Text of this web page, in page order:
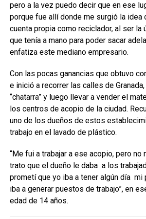
pero a la vez puedo decir que en ese
porque fue allí donde me surgió la idea
cuenta propia como reciclador, al ser la
que tenía a mano para poder sacar
enfatiza este mediano empresario.
Con las pocas ganancias que obtuvo
e inició a recorrer las calles de
“chatarra” y luego llevar a vender el
los centros de acopio de la ciudad.
uno de los dueños de estos
trabajo en el lavado de plástico.
“Me fui a trabajar a ese acopio, pero no
trato que el dueño le daba a los
prometí que yo iba a tener algún día mi
iba a generar puestos de trabajo”, en
edad de 14 años.